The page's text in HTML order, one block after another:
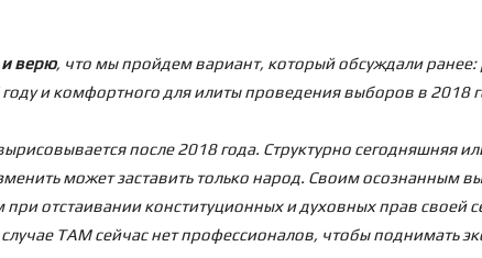
и верю, что мы пройдем вариант, который обсуждали ранее:
и комфортного для илиты проведения выборов в 2018
после 2018 года. Структурно сегодняшняя
может заставить только народ. Своим
отстаивании конституционных и духовных прав своей
ТАМ сейчас нет профессионалов, чтобы поднимать